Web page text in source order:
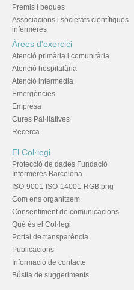
Premis i beques
Associacions i societats científiques
infermeres
Àrees d'exercici
Atenció primària i comunitària
Atenció hospitalària
Atenció intermèdia
Emergències
Empresa
Cures Pal·liatives
Recerca
El Col·legi
Protecció de dades Fundació
Infermeres Barcelona
ISO-9001-ISO-14001-RGB.png
Com ens organitzem
Consentiment de comunicacions
Què és el Col·legi
Portal de transparència
Publicacions
Informació de contacte
Bústia de suggeriments